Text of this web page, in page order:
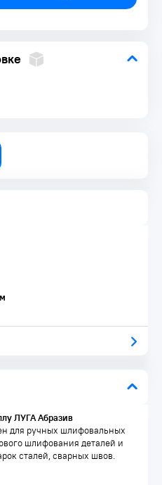
ЛУГА Абразив
для ручных шлифовальных
шлифования деталей и
сталей, сварных швов.